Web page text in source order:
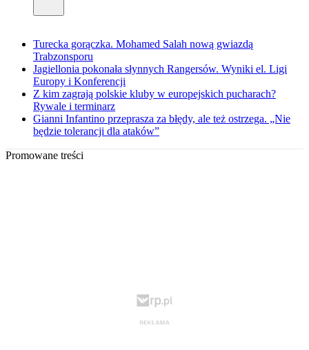
Turecka gorączka. Mohamed Salah nową gwiazdą
Trabzonsporu
Jagiellonia pokonała słynnych Rangersów. Wyniki el. Ligi
Europy i Konferencji
Z kim zagrają polskie kluby w europejskich pucharach?
Rywale i terminarz
Gianni Infantino przeprasza za błędy, ale też ostrzega. „Nie
będzie tolerancji dla ataków”
Promowane treści